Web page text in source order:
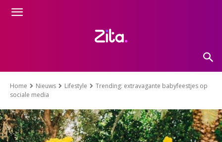
Home Nieuws Lifestyle
Trending: extravagante babyfeestjes op
sociale media